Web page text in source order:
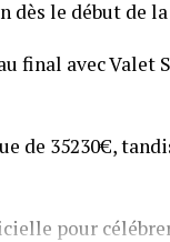
dès le début de
final avec Valet
de 35230€,
pour